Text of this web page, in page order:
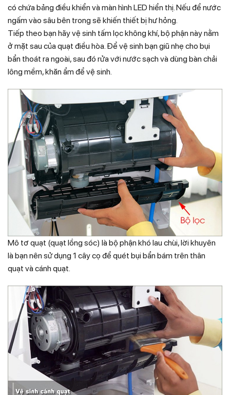
có chứa bảng điều khiển và màn hình LED hiển thị. Nếu để nước
ngấm vào sâu bên trong sẽ khiến thiết bị hư hỏng.
Tiếp theo bạn hãy vệ sinh tấm lọc không khí, bộ phận này nằm
ở mặt sau của quạt điều hòa. Để vệ sinh bạn giũ nhẹ cho bụi
bẩn thoát ra ngoài, sau đó rửa với nước sạch và dùng bàn chải
lông mềm, khăn ẩm để vệ sinh.
Mô tơ quạt (quạt lồng sóc) là bộ phận khó lau chùi, lời khuyên
là bạn nên sử dụng 1 cây cọ để quét bụi bẩn bám trên thân
quạt và cánh quạt.